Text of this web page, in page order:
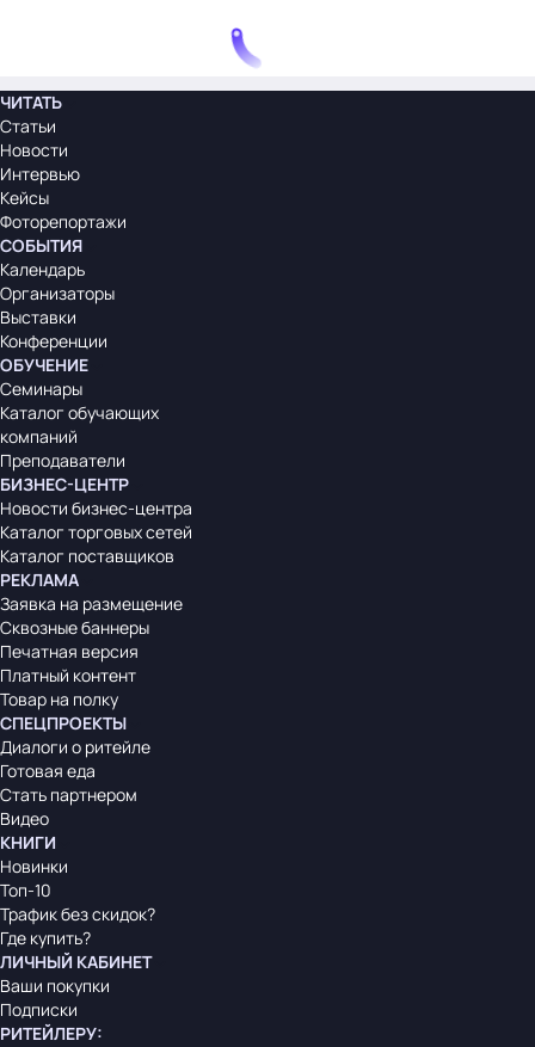
ЧИТАТЬ
Статьи
Новости
Интервью
Кейсы
Фоторепортажи
СОБЫТИЯ
Календарь
Организаторы
Выставки
Конференции
ОБУЧЕНИЕ
Семинары
Каталог обучающих
компаний
Преподаватели
БИЗНЕС-ЦЕНТР
Новости бизнес-центра
Каталог торговых сетей
Каталог поставщиков
РЕКЛАМА
Заявка на размещение
Сквозные баннеры
Печатная версия
Платный контент
Товар на полку
СПЕЦПРОЕКТЫ
Диалоги о ритейле
Готовая еда
Стать партнером
Видео
КНИГИ
Новинки
Топ-10
Трафик без скидок?
Где купить?
ЛИЧНЫЙ КАБИНЕТ
Ваши покупки
Подписки
РИТЕЙЛЕРУ: